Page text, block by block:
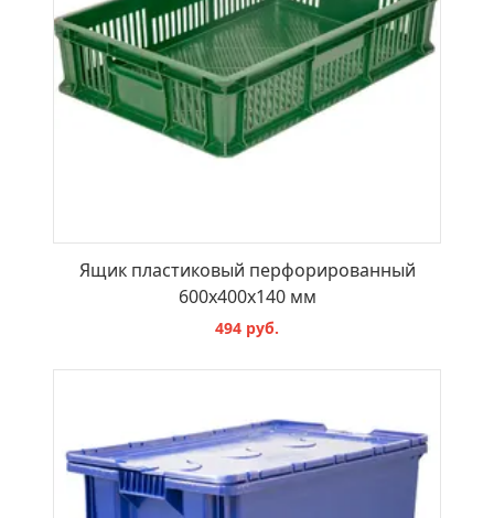
Ящик пластиковый перфорированный
600х400х140 мм
494 руб.